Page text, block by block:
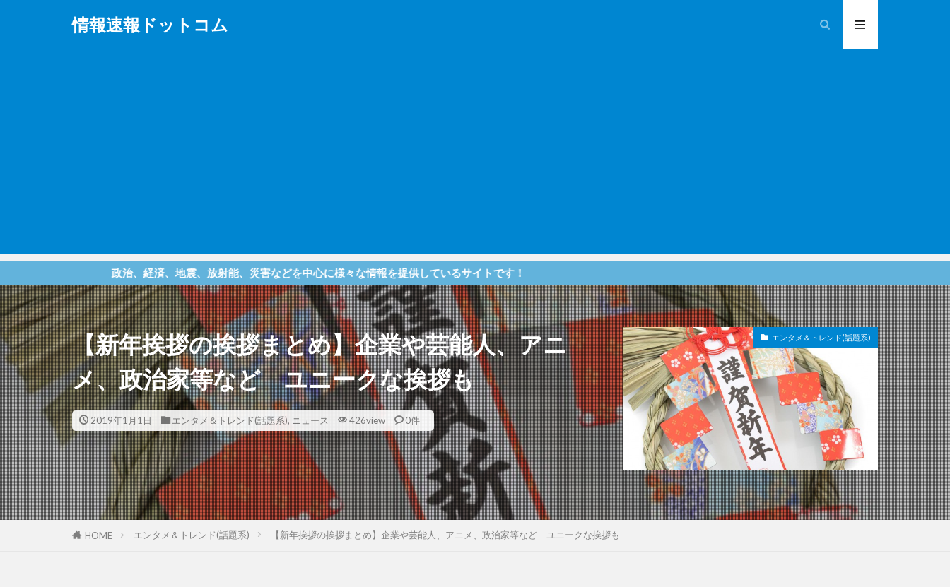
情報速報ドットコム
政治、経済、地震、放射能、災害などを中心に様々な情報を提供しているサイトです！
【新年挨拶の挨拶まとめ】企業や芸能人、アニ
メ、政治家等など ユニークな挨拶も
2019年1月1日 エンタメ＆トレンド(話題系), ニュース 426view 0件
エンタメ＆トレンド(話題系)
HOME エンタメ＆トレンド(話題系) 【新年挨拶の挨拶まとめ】企業や芸能人、アニメ、政治家等など ユニークな挨拶も